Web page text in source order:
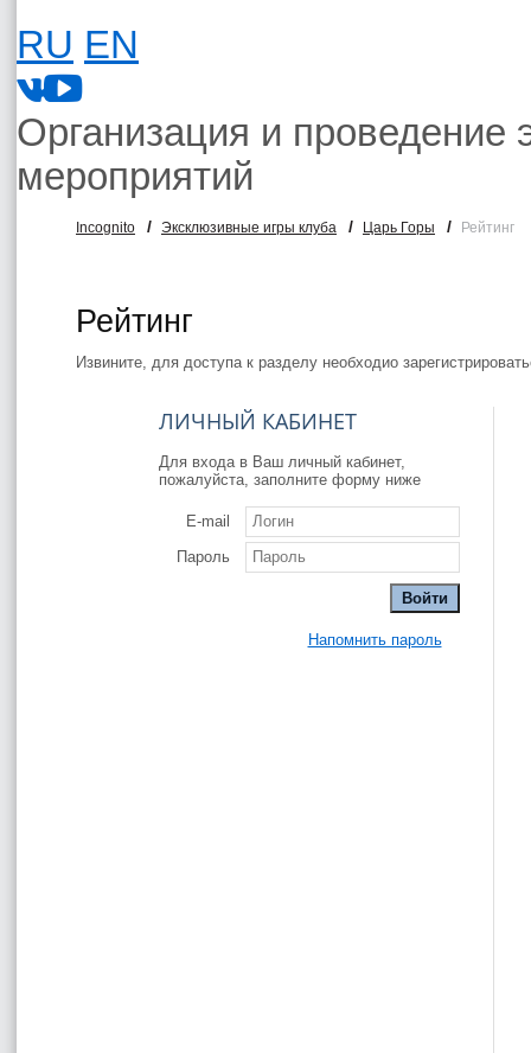
RU EN
Организация и проведение
мероприятий
Incognito / Эксклюзивные игры клуба / Царь Горы / Рейтинг
Рейтинг
Извините, для доступа к разделу необходио
ЛИЧНЫЙ КАБИНЕТ
Для входа в Ваш личный кабинет,
пожалуйста, заполните форму ниже
E-mail
Пароль
Напомнить пароль